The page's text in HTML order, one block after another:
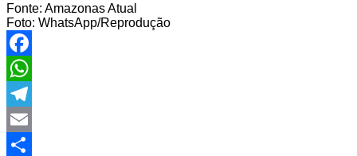
Fonte: Amazonas Atual
Foto: WhatsApp/Reprodução
Facebook
WhatsApp
Telegram
Email